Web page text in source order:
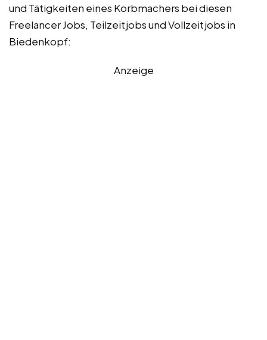
und Tätigkeiten eines Korbmachers bei diesen
Freelancer Jobs, Teilzeitjobs und Vollzeitjobs in
Biedenkopf:
Anzeige